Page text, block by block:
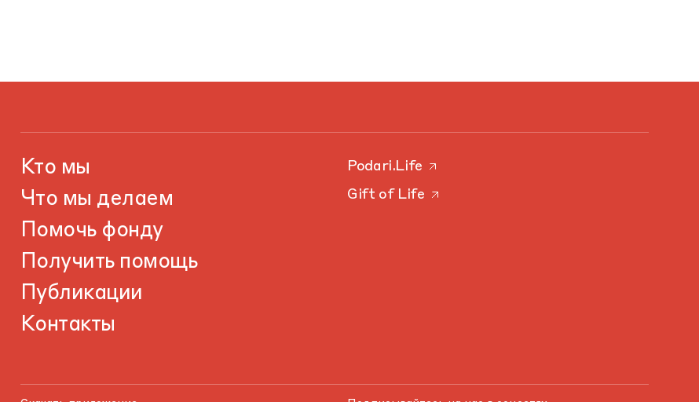
Кто мы
Что мы делаем
Помочь фонду
Получить помощь
Публикации
Контакты
Podari.Life
Gift of Life